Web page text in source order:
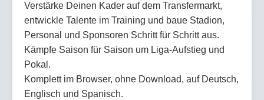
Verstärke Deinen Kader auf dem Transfermarkt,
entwickle Talente im Training und baue Stadion,
Personal und Sponsoren Schritt für Schritt aus.
Kämpfe Saison für Saison um Liga-Aufstieg und
Pokal.
Komplett im Browser, ohne Download, auf Deutsch,
Englisch und Spanisch.